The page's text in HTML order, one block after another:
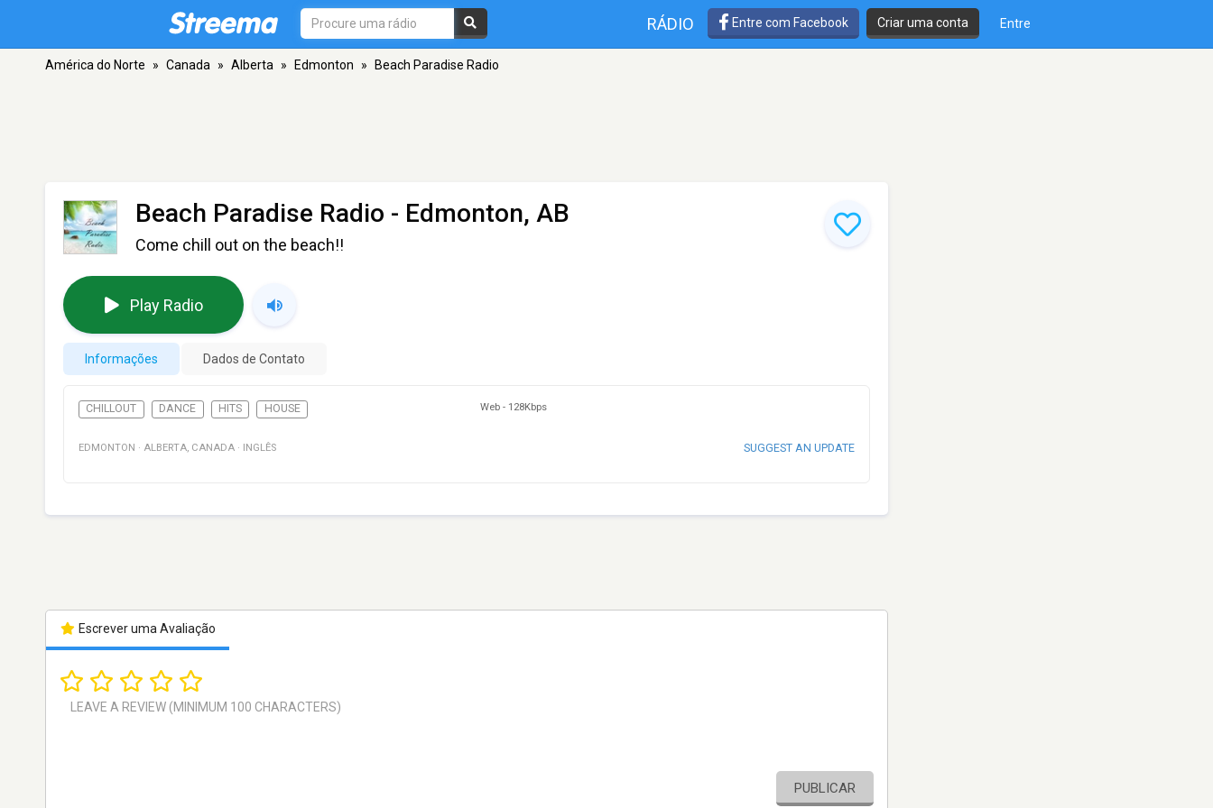
RÁDIO Entre com Facebook Criar uma conta Entre
América do Norte » Canada » Alberta » Edmonton » Beach Paradise Radio
Beach Paradise Radio - Edmonton, AB
Come chill out on the beach!!
Play Radio
Informações Dados de Contato
CHILLOUT DANCE HITS HOUSE Web - 128Kbps
EDMONTON · ALBERTA, CANADA · INGLÊS SUGGEST AN UPDATE
Escrever uma Avaliação
PUBLICAR